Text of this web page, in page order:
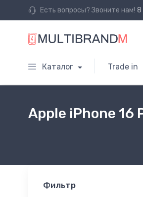
Есть вопросы? Звоните нам! 8
Каталог Trade in
Apple iPhone 16
Фильтр